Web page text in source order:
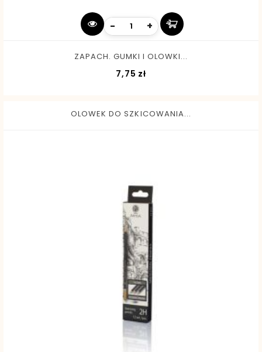
- +
ZAPACH. GUMKI I OLOWKI...
7,75 zł
OLOWEK DO SZKICOWANIA...